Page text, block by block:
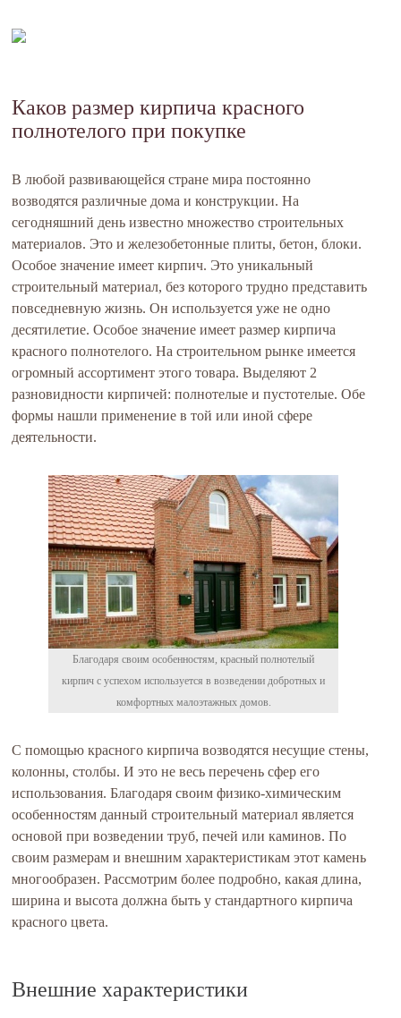
Каков размер кирпича красного
полнотелого при покупке
В любой развивающейся стране мира постоянно
возводятся различные дома и конструкции. На
сегодняшний день известно множество строительных
материалов. Это и железобетонные плиты, бетон, блоки.
Особое значение имеет кирпич. Это уникальный
строительный материал, без которого трудно представить
повседневную жизнь. Он используется уже не одно
десятилетие. Особое значение имеет размер кирпича
красного полнотелого. На строительном рынке имеется
огромный ассортимент этого товара. Выделяют 2
разновидности кирпичей: полнотелые и пустотелые. Обе
формы нашли применение в той или иной сфере
деятельности.
Благодаря своим особенностям, красный полнотелый
кирпич с успехом используется в возведении добротных и
комфортных малоэтажных домов.
С помощью красного кирпича возводятся несущие стены,
колонны, столбы. И это не весь перечень сфер его
использования. Благодаря своим физико-химическим
особенностям данный строительный материал является
основой при возведении труб, печей или каминов. По
своим размерам и внешним характеристикам этот камень
многообразен. Рассмотрим более подробно, какая длина,
ширина и высота должна быть у стандартного кирпича
красного цвета.
Внешние характеристики